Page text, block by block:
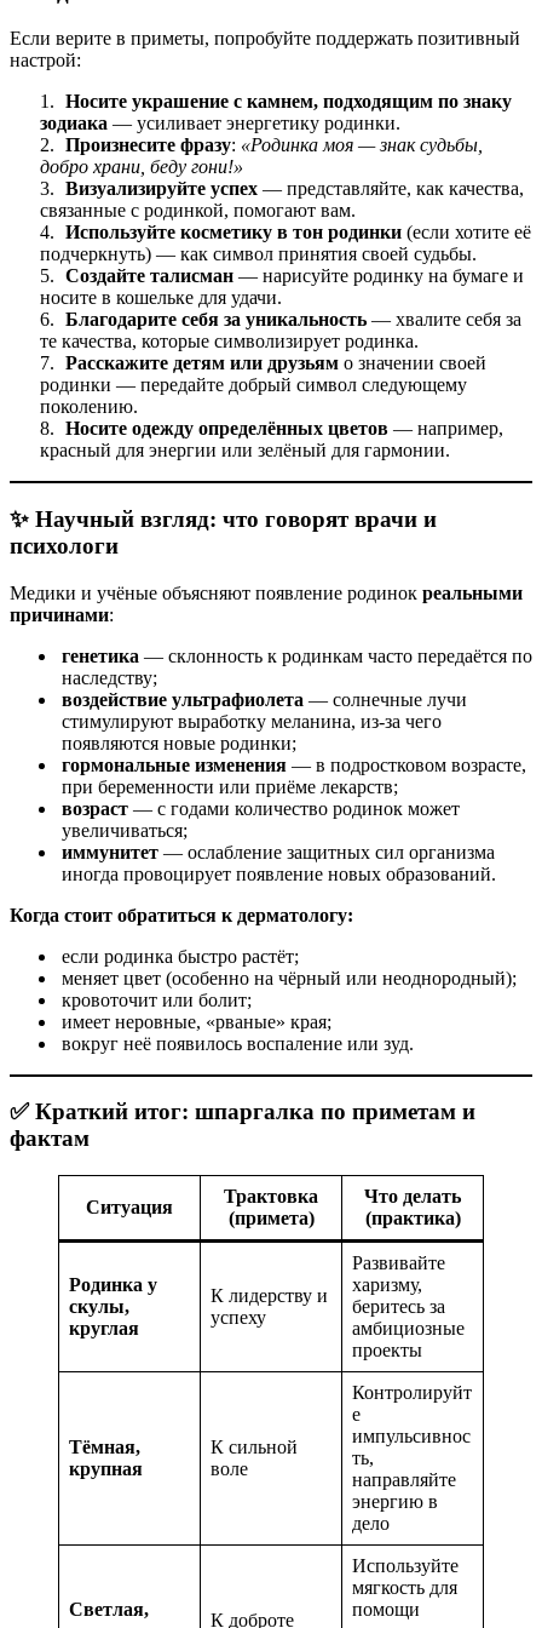
Если верите в приметы, попробуйте поддержать позитивный
настрой:
Носите украшение с камнем, подходящим по знаку
зодиака — усиливает энергетику родинки.
Произнесите фразу: «Родинка моя — знак судьбы,
добро храни, беду гони!»
Визуализируйте успех — представляйте, как качества,
связанные с родинкой, помогают вам.
Используйте косметику в тон родинки (если хотите её
подчеркнуть) — как символ принятия своей судьбы.
Создайте талисман — нарисуйте родинку на бумаге и
носите в кошельке для удачи.
Благодарите себя за уникальность — хвалите себя за
те качества, которые символизирует родинка.
Расскажите детям или друзьям о значении своей
родинки — передайте добрый символ следующему
поколению.
Носите одежду определённых цветов — например,
красный для энергии или зелёный для гармонии.
✨ Научный взгляд: что говорят врачи и
психологи
Медики и учёные объясняют появление родинок реальными
причинами:
генетика — склонность к родинкам часто передаётся по
наследству;
воздействие ультрафиолета — солнечные лучи
стимулируют выработку меланина, из‑за чего
появляются новые родинки;
гормональные изменения — в подростковом возрасте,
при беременности или приёме лекарств;
возраст — с годами количество родинок может
увеличиваться;
иммунитет — ослабление защитных сил организма
иногда провоцирует появление новых образований.
Когда стоит обратиться к дерматологу:
если родинка быстро растёт;
меняет цвет (особенно на чёрный или неоднородный);
кровоточит или болит;
имеет неровные, «рваные» края;
вокруг неё появилось воспаление или зуд.
✅ Краткий итог: шпаргалка по приметам и
фактам
Ситуация
Трактовка
(примета)
Что делать
(практика)
Родинка у
скулы,
круглая
К лидерству и
успеху
Развивайте
харизму,
беритесь за
амбициозные
проекты
Тёмная,
крупная
К сильной
воле
Контролируйт
е
импульсивнос
ть,
направляйте
энергию в
дело
Светлая,
К доброте
Используйте
мягкость для
помощи